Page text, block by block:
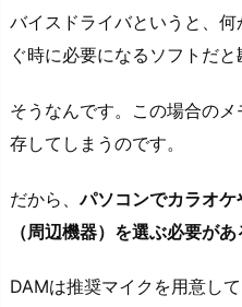
バイスドライバというと、
ぐ時に必要になるソフトだと
そうなんです。この場合の
存してしまうのです。
だから、パソコンでカラオ
（周辺機器）を選ぶ必要があ
DAMは推奨マイクを用意し